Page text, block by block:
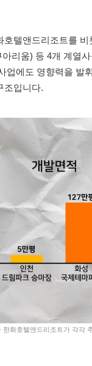
호텔앤드리조트를
리움) 등 4개 계열
업에도 영향력을 발
조입니다.
한화호텔앤드리조트가 각각